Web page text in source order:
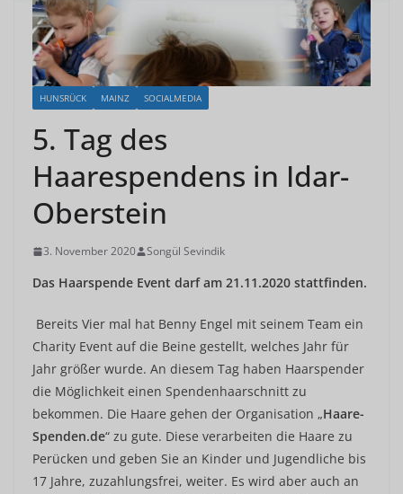
HUNSRÜCK MAINZ SOCIALMEDIA
5. Tag des
Haarespendens in Idar-
Oberstein
3. November 2020 Songül Sevindik
Das Haarspende Event darf am 21.11.2020 stattfinden.
Bereits Vier mal hat Benny Engel mit seinem Team ein
Charity Event auf die Beine gestellt, welches Jahr für
Jahr größer wurde. An diesem Tag haben Haarspender
die Möglichkeit einen Spendenhaarschnitt zu
bekommen. Die Haare gehen der Organisation „Haare-
Spenden.de“ zu gute. Diese verarbeiten die Haare zu
Perücken und geben Sie an Kinder und Jugendliche bis
17 Jahre, zuzahlungsfrei, weiter. Es wird aber auch an